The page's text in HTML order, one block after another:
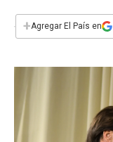
e
b
s
t
i
l
+Agregar El País en